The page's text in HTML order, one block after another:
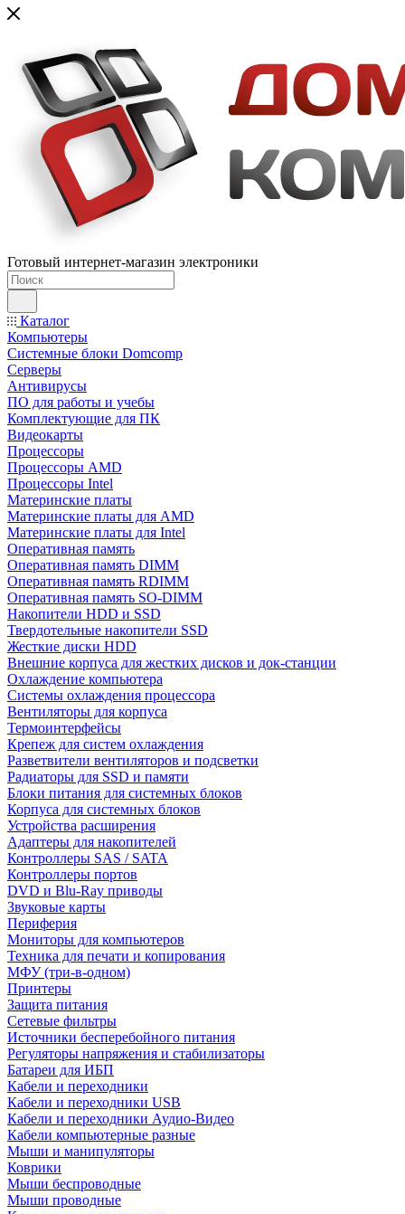
Готовый интернет-магазин электроники
Каталог
Компьютеры
Системные блоки Domcomp
Серверы
Антивирусы
ПО для работы и учебы
Комплектующие для ПК
Видеокарты
Процессоры
Процессоры AMD
Процессоры Intel
Материнские платы
Материнские платы для AMD
Материнские платы для Intel
Оперативная память
Оперативная память DIMM
Оперативная память RDIMM
Оперативная память SO-DIMM
Накопители HDD и SSD
Твердотельные накопители SSD
Жесткие диски HDD
Внешние корпуса для жестких дисков и док-станции
Охлаждение компьютера
Системы охлаждения процессора
Вентиляторы для корпуса
Термоинтерфейсы
Крепеж для систем охлаждения
Разветвители вентиляторов и подсветки
Радиаторы для SSD и памяти
Блоки питания для системных блоков
Корпуса для системных блоков
Устройства расширения
Адаптеры для накопителей
Контроллеры SAS / SATA
Контроллеры портов
DVD и Blu-Ray приводы
Звуковые карты
Периферия
Мониторы для компьютеров
Техника для печати и копирования
МФУ (три-в-одном)
Принтеры
Защита питания
Сетевые фильтры
Источники бесперебойного питания
Регуляторы напряжения и стабилизаторы
Батареи для ИБП
Кабели и переходники
Кабели и переходники USB
Кабели и переходники Аудио-Видео
Кабели компьютерные разные
Мыши и манипуляторы
Коврики
Мыши беспроводные
Мыши проводные